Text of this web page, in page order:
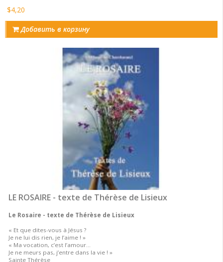
$4,20
Добавить в корзину
LE ROSAIRE - texte de Thérèse de Lisieux
Le Rosaire - texte de Thérèse de Lisieux
« Et que dites-vous à Jésus ?
Je ne lui dis rien, je l’aime ! »
« Ma vocation, c’est l’amour…
Je ne meurs pas, j’entre dans la vie ! »
Sainte Thérèse